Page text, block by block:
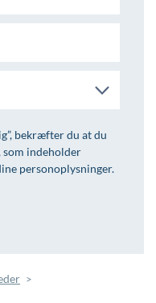
Ved at trykke på “Ja tak, tilmeld mig”, bekræfter du at du
som indeholder
personoplysninger.